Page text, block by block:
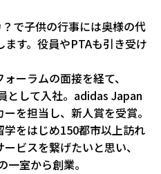
で子供の行事には奥様の代
す。役員やPTAも引き受け
ーラムの面接を経て、
として入社。adidas Japan
を担当し、新人賞を受賞。
をはじめ150都市以上訪れ
ビスを繋げたいと思い、
室から創業。